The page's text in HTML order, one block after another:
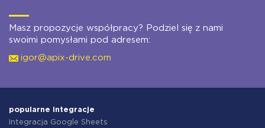
Masz propozycje współpracy? Podziel się z nami
swoimi pomysłami pod adresem:
igor@apix-drive.com
popularne integracje
Integracja Google Sheets